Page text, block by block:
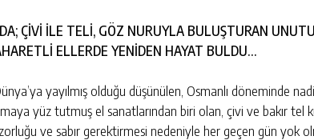
ÇİVİ İLE TELİ, GÖZ NURUYLA BULUŞTURAN
ELLERDE YENİDEN HAYAT BULDU…
yayılmış olduğu düşünülen, Osmanlı döneminde
yüz tutmuş el sanatlarından biri olan, çivi ve bakır tel
zorluğu ve sabır gerektirmesi nedeniyle her geçen gün